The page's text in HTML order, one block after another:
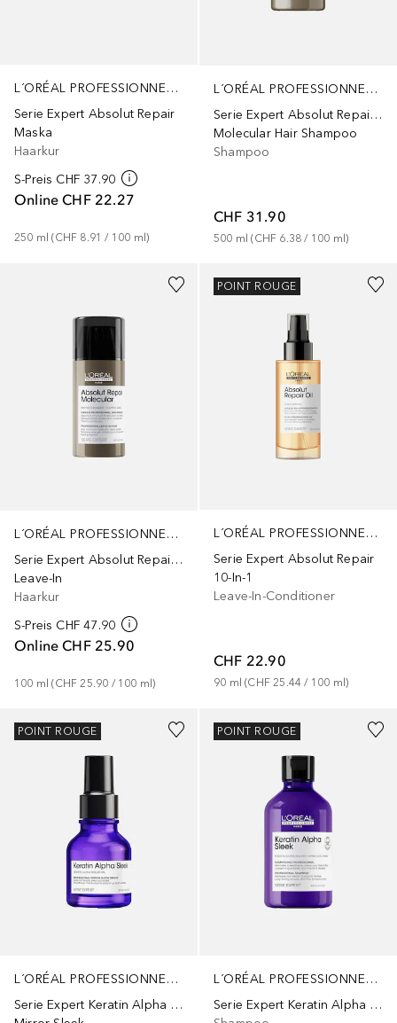
L´ORÉAL PROFESSIONNEL PARIS
Serie Expert Absolut Repair
Maska
Haarkur
S-Preis CHF 37.90
Online CHF 22.27
250 ml (CHF 8.91 / 100 ml)
L´ORÉAL PROFESSIONNEL PARIS
Serie Expert Absolut Repair Molecular
Molecular Hair Shampoo
Shampoo
CHF 31.90
500 ml (CHF 6.38 / 100 ml)
L´ORÉAL PROFESSIONNEL PARIS
Serie Expert Absolut Repair Molecular
Leave-In
Haarkur
S-Preis CHF 47.90
Online CHF 25.90
100 ml (CHF 25.90 / 100 ml)
L´ORÉAL PROFESSIONNEL PARIS
Serie Expert Absolut Repair
10-In-1
Leave-In-Conditioner
CHF 22.90
90 ml (CHF 25.44 / 100 ml)
POINT ROUGE
L´ORÉAL PROFESSIONNEL PARIS
Serie Expert Keratin Alpha Sleek
POINT ROUGE
L´ORÉAL PROFESSIONNEL PARIS
Serie Expert Keratin Alpha Sleek
POINT ROUGE